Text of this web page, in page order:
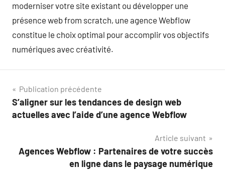
moderniser votre site existant ou développer une
présence web from scratch, une agence Webflow
constitue le choix optimal pour accomplir vos objectifs
numériques avec créativité.
Navigation
de
Publication précédente
S’aligner sur les tendances de design web
actuelles avec l’aide d’une agence Webflow
Article suivant
Agences Webflow : Partenaires de votre succès
en ligne dans le paysage numérique